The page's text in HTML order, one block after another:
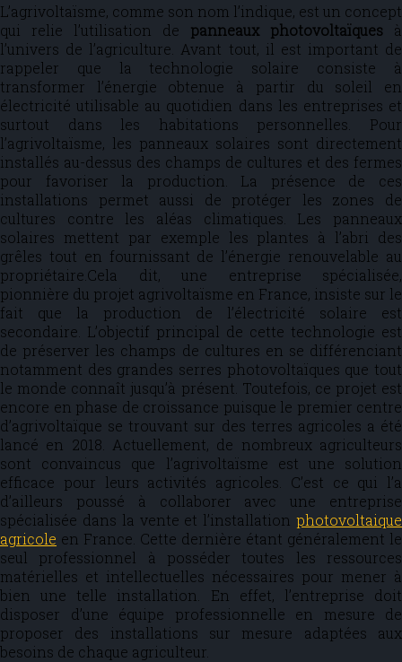
L’agrivoltaïsme, comme son nom l’indique, est un concept
qui relie l’utilisation de panneaux photovoltaïques à
l’univers de l’agriculture. Avant tout, il est important de
rappeler que la technologie solaire consiste à
transformer l’énergie obtenue à partir du soleil en
électricité utilisable au quotidien dans les entreprises et
surtout dans les habitations personnelles. Pour
l’agrivoltaïsme, les panneaux solaires sont directement
installés au-dessus des champs de cultures et des fermes
pour favoriser la production. La présence de ces
installations permet aussi de protéger les zones de
cultures contre les aléas climatiques. Les panneaux
solaires mettent par exemple les plantes à l’abri des
grêles tout en fournissant de l’énergie renouvelable au
propriétaire.Cela dit, une entreprise spécialisée,
pionnière du projet agrivoltaïsme en France, insiste sur le
fait que la production de l’électricité solaire est
secondaire. L’objectif principal de cette technologie est
de préserver les champs de cultures en se différenciant
notamment des grandes serres photovoltaïques que tout
le monde connaît jusqu’à présent. Toutefois, ce projet est
encore en phase de croissance puisque le premier centre
d’agrivoltaïque se trouvant sur des terres agricoles a été
lancé en 2018. Actuellement, de nombreux agriculteurs
sont convaincus que l’agrivoltaïsme est une solution
efficace pour leurs activités agricoles. C’est ce qui l’a
d’ailleurs poussé à collaborer avec une entreprise
spécialisée dans la vente et l’installation photovoltaique
agricole en France. Cette dernière étant généralement le
seul professionnel à posséder toutes les ressources
matérielles et intellectuelles nécessaires pour mener à
bien une telle installation. En effet, l’entreprise doit
disposer d’une équipe professionnelle en mesure de
proposer des installations sur mesure adaptées aux
besoins de chaque agriculteur.